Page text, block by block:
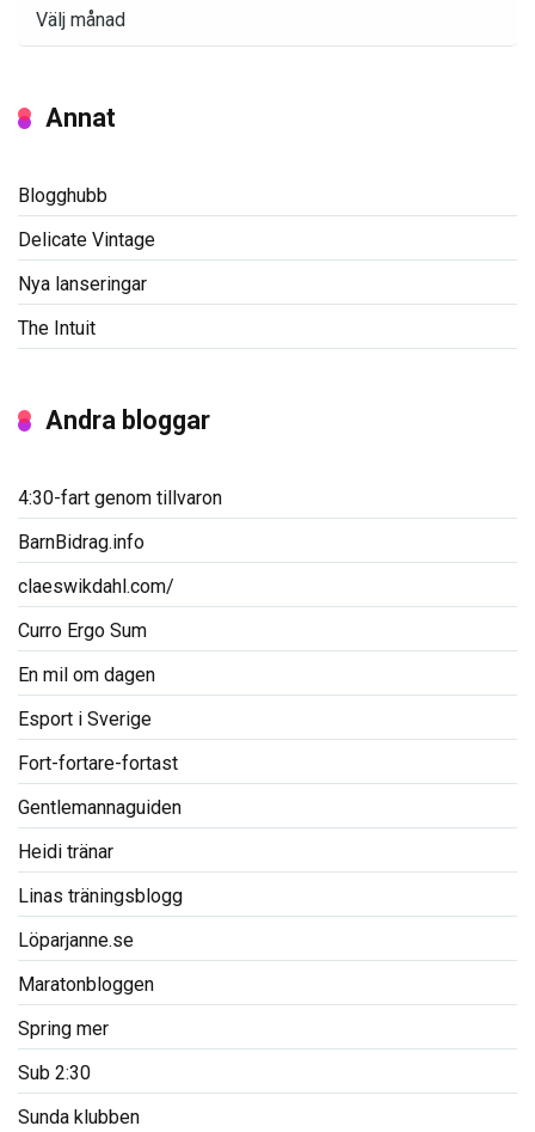
Annat
Blogghubb
Delicate Vintage
Nya lanseringar
The Intuit
Andra bloggar
4:30-fart genom tillvaron
BarnBidrag.info
claeswikdahl.com/
Curro Ergo Sum
En mil om dagen
Esport i Sverige
Fort-fortare-fortast
Gentlemannaguiden
Heidi tränar
Linas träningsblogg
Löparjanne.se
Maratonbloggen
Spring mer
Sub 2:30
Sunda klubben